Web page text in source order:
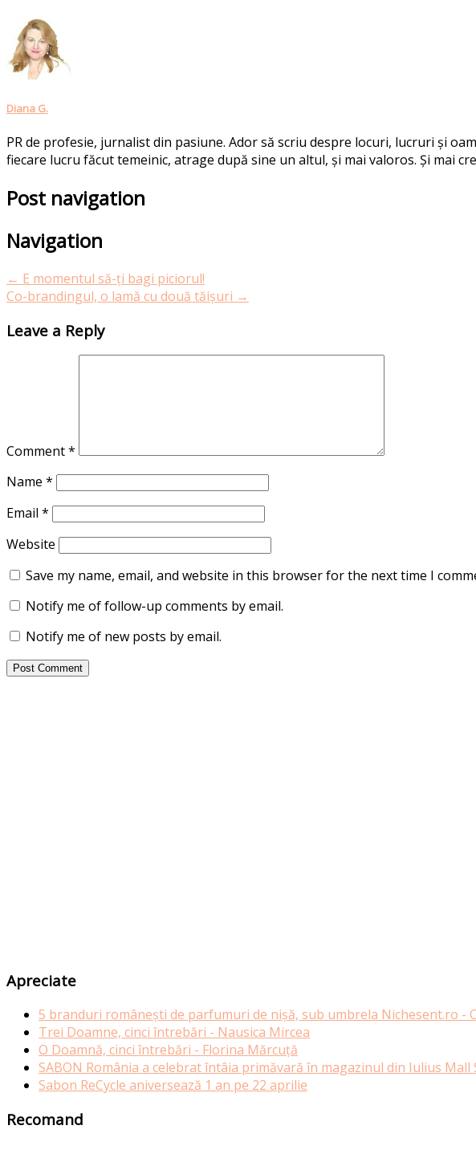
Diana G.
PR de profesie, jurnalist din pasiune. Ador să scriu despre locuri, lucruri și
fiecare lucru făcut temeinic, atrage după sine un altul, și mai valoros. Și mai
Post navigation
Navigation
← E momentul să-ți bagi piciorul!
Co-brandingul, o lamă cu două tăișuri →
Leave a Reply
Comment*
Name *
Email *
Website
Save my name, email, and website in this browser for the next time I
Notify me of follow-up comments by email.
Notify me of new posts by email.
Apreciate
5 branduri românești de parfumuri de nișă, sub umbrela Nichesent.ro -
Trei Doamne, cinci întrebări - Nausica Mircea
O Doamnă, cinci întrebări - Florina Mărcuță
SABON România a celebrat întâia primăvară în magazinul din Iulius Mall
Sabon ReCycle aniversează 1 an pe 22 aprilie
Recomand